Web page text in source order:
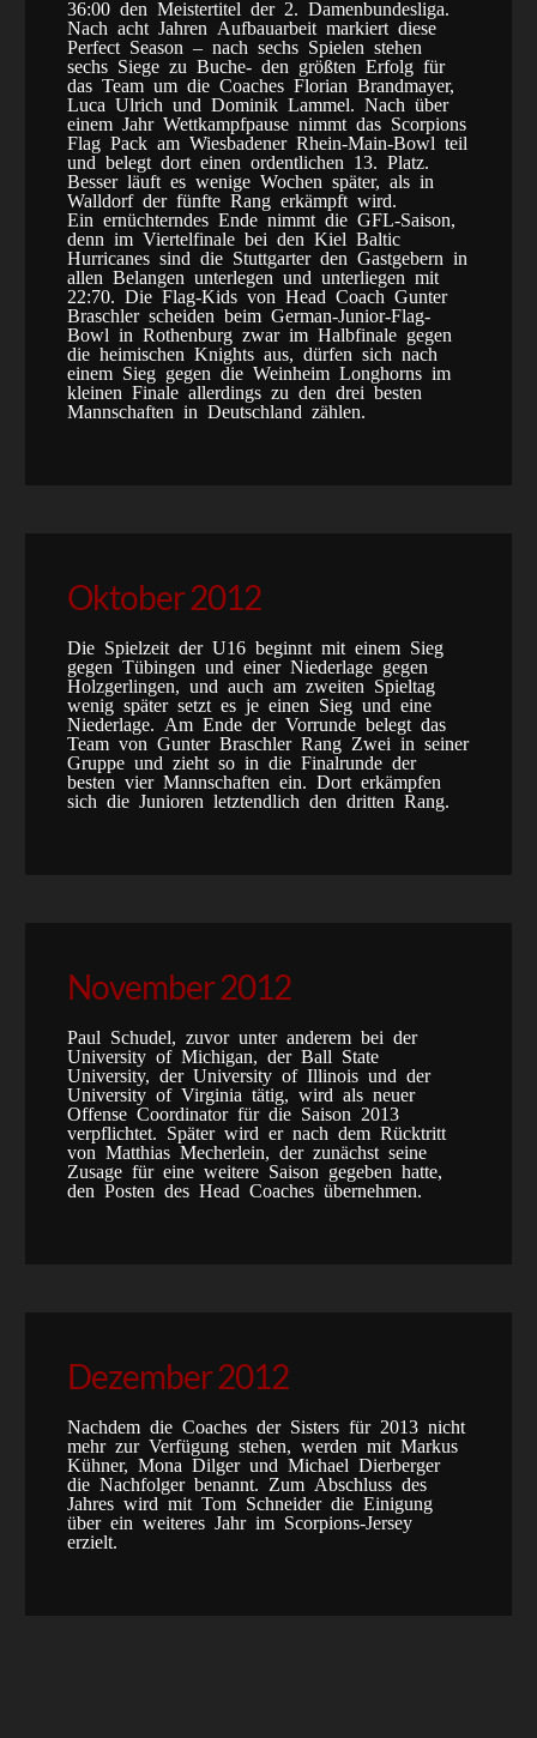
36:00 den Meistertitel der 2. Damenbundesliga.
Nach acht Jahren Aufbauarbeit markiert diese
Perfect Season – nach sechs Spielen stehen
sechs Siege zu Buche- den größten Erfolg für
das Team um die Coaches Florian Brandmayer,
Luca Ulrich und Dominik Lammel. Nach über
einem Jahr Wettkampfpause nimmt das Scorpions
Flag Pack am Wiesbadener Rhein-Main-Bowl teil
und belegt dort einen ordentlichen 13. Platz.
Besser läuft es wenige Wochen später, als in
Walldorf der fünfte Rang erkämpft wird.
Ein ernüchterndes Ende nimmt die GFL-Saison,
denn im Viertelfinale bei den Kiel Baltic
Hurricanes sind die Stuttgarter den Gastgebern in
allen Belangen unterlegen und unterliegen mit
22:70. Die Flag-Kids von Head Coach Gunter
Braschler scheiden beim German-Junior-Flag-
Bowl in Rothenburg zwar im Halbfinale gegen
die heimischen Knights aus, dürfen sich nach
einem Sieg gegen die Weinheim Longhorns im
kleinen Finale allerdings zu den drei besten
Mannschaften in Deutschland zählen.
Oktober 2012
Die Spielzeit der U16 beginnt mit einem Sieg
gegen Tübingen und einer Niederlage gegen
Holzgerlingen, und auch am zweiten Spieltag
wenig später setzt es je einen Sieg und eine
Niederlage. Am Ende der Vorrunde belegt das
Team von Gunter Braschler Rang Zwei in seiner
Gruppe und zieht so in die Finalrunde der
besten vier Mannschaften ein. Dort erkämpfen
sich die Junioren letztendlich den dritten Rang.
November 2012
Paul Schudel, zuvor unter anderem bei der
University of Michigan, der Ball State
University, der University of Illinois und der
University of Virginia tätig, wird als neuer
Offense Coordinator für die Saison 2013
verpflichtet. Später wird er nach dem Rücktritt
von Matthias Mecherlein, der zunächst seine
Zusage für eine weitere Saison gegeben hatte,
den Posten des Head Coaches übernehmen.
Dezember 2012
Nachdem die Coaches der Sisters für 2013 nicht
mehr zur Verfügung stehen, werden mit Markus
Kühner, Mona Dilger und Michael Dierberger
die Nachfolger benannt. Zum Abschluss des
Jahres wird mit Tom Schneider die Einigung
über ein weiteres Jahr im Scorpions-Jersey
erzielt.